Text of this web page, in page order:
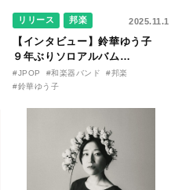
リリース 邦楽 2025.11.1
【インタビュー】鈴華ゆう子
９年ぶりソロアルバム
『SAMURAI DIVA』をリリー
ス。「和」と他ジャンルの華麗
#JPOP #和楽器バンド
#邦楽
#鈴華ゆう子